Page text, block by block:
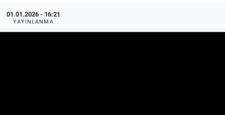
01.01.2026 - 16:21
YAYINLANMA